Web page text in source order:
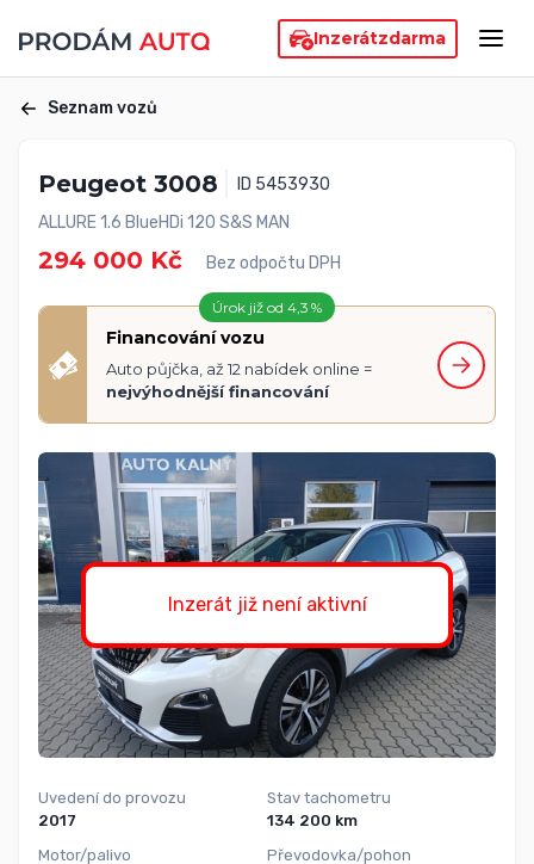
Inzerátzdarma
Seznam vozů
Peugeot 3008
ID 5453930
ALLURE 1.6 BlueHDi 120 S&S MAN
294 000 Kč Bez odpočtu DPH
Úrok již od 4,3 %
Financování vozu
Auto půjčka, až 12 nabídek online =
nejvýhodnější financování
Inzerát již není aktivní
Uvedení do provozu
2017
Motor/palivo
Stav tachometru
134 200 km
Převodovka/pohon